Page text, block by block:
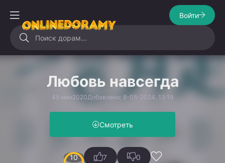
Войти
Любовь навсегда
45 мин2020Добавлено: 8-05-2024, 13:19
Смотреть
10 7 0